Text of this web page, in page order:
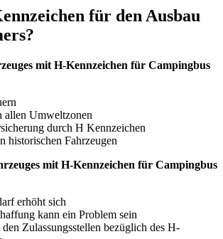
für den Ausbau
mit H-Kennzeichen für Campingbus
allen Umweltzonen
durch H Kennzeichen
historischen Fahrzeugen
mit H-Kennzeichen für Campingbus
erhöht sich
kann ein Problem sein
Zulassungsstellen bezüglich des H-